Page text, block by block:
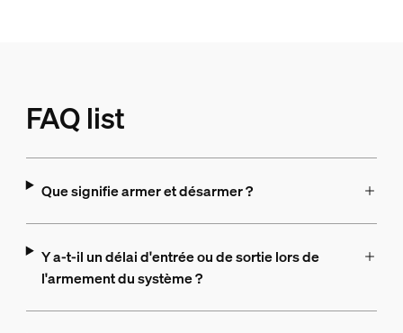
FAQ list
Que signifie armer et désarmer ?
Y a-t-il un délai d'entrée ou de sortie lors de
l'armement du système ?